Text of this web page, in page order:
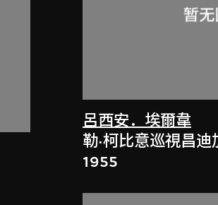
呂西安．埃爾韋
勒·柯比意巡視昌迪
1955